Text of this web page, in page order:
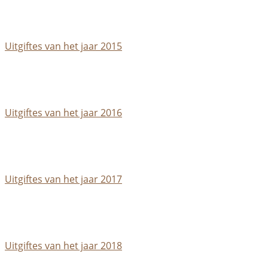
Uitgiftes van het jaar 2015
Uitgiftes van het jaar 2016
Uitgiftes van het jaar 2017
Uitgiftes van het jaar 2018